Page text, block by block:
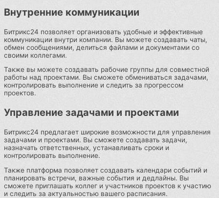
Внутренние коммуникации
Битрикс24 позволяет организовать удобные и эффективные
коммуникации внутри компании. Вы можете создавать чаты,
обмен сообщениями, делиться файлами и документами со
своими коллегами.
Также вы можете создавать рабочие группы для совместной
работы над проектами. Вы сможете обмениваться задачами,
контролировать выполнение и следить за прогрессом
проектов.
Управление задачами и проектами
Битрикс24 предлагает широкие возможности для управления
задачами и проектами. Вы сможете создавать задачи,
назначать ответственных, устанавливать сроки и
контролировать выполнение.
Также платформа позволяет создавать календари событий и
планировать встречи, важные события и дедлайны. Вы
сможете приглашать коллег и участников проектов к участию
и следить за актуальностью вашего расписания.